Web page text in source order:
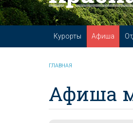
Курорты Афиша
ГЛАВНАЯ
Афиша